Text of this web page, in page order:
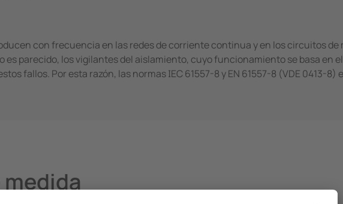
con frecuencia en las redes de corriente continua y en los circuitos de
parecido, los vigilantes del aislamiento, cuyo funcionamiento se basa en
fallos. Por esta razón, las normas IEC 61557-8 y EN 61557-8 (VDE 0413-8)